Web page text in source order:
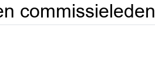
commissieleden